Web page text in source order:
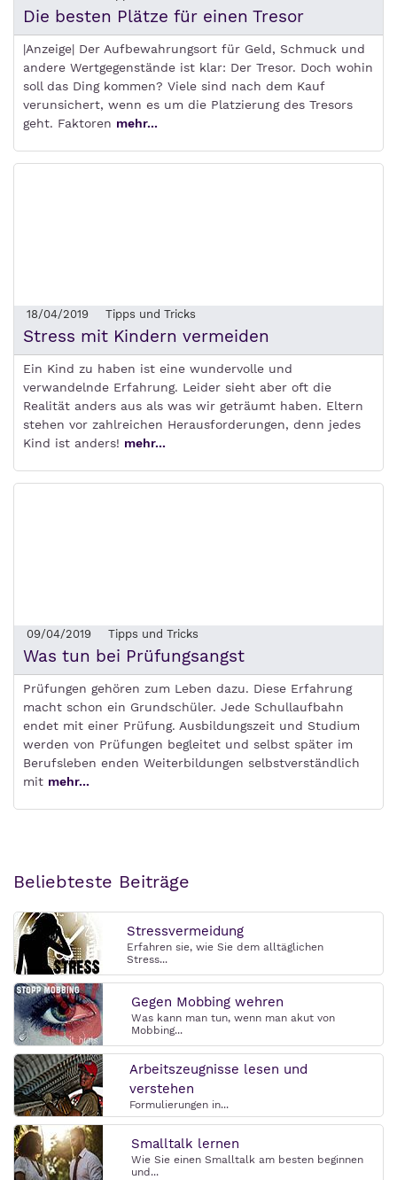
Die besten Plätze für einen Tresor
|Anzeige| Der Aufbewahrungsort für Geld, Schmuck und
andere Wertgegenstände ist klar: Der Tresor. Doch wohin
soll das Ding kommen? Viele sind nach dem Kauf
verunsichert, wenn es um die Platzierung des Tresors
geht. Faktoren mehr...
18/04/2019 Tipps und Tricks
Stress mit Kindern vermeiden
Ein Kind zu haben ist eine wundervolle und
verwandelnde Erfahrung. Leider sieht aber oft die
Realität anders aus als was wir geträumt haben. Eltern
stehen vor zahlreichen Herausforderungen, denn jedes
Kind ist anders! mehr...
09/04/2019 Tipps und Tricks
Was tun bei Prüfungsangst
Prüfungen gehören zum Leben dazu. Diese Erfahrung
macht schon ein Grundschüler. Jede Schullaufbahn
endet mit einer Prüfung. Ausbildungszeit und Studium
werden von Prüfungen begleitet und selbst später im
Berufsleben enden Weiterbildungen selbstverständlich
mit mehr...
Beliebteste Beiträge
Stressvermeidung
Erfahren sie, wie Sie dem alltäglichen
Stress...
Gegen Mobbing wehren
Was kann man tun, wenn man akut von
Mobbing...
Arbeitszeugnisse lesen und
verstehen
Formulierungen in...
Smalltalk lernen
Wie Sie einen Smalltalk am besten beginnen
und...